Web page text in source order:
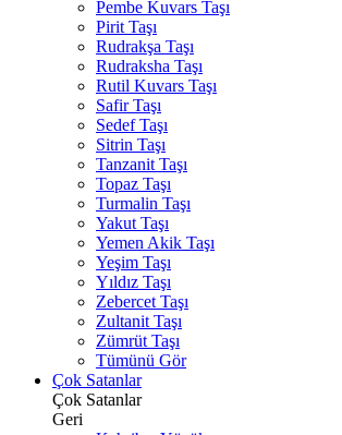
Pembe Kuvars Taşı
Pirit Taşı
Rudrakşa Taşı
Rudraksha Taşı
Rutil Kuvars Taşı
Safir Taşı
Sedef Taşı
Sitrin Taşı
Tanzanit Taşı
Topaz Taşı
Turmalin Taşı
Yakut Taşı
Yemen Akik Taşı
Yeşim Taşı
Yıldız Taşı
Zebercet Taşı
Zultanit Taşı
Zümrüt Taşı
Tümünü Gör
Çok Satanlar
Çok Satanlar
Geri